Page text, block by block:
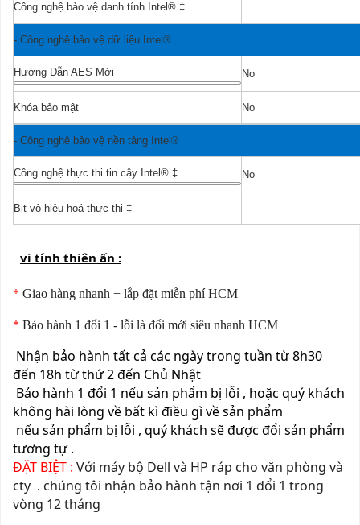
Công nghệ bảo vệ danh tính Intel® ‡
- Công nghệ bảo vệ dữ liệu Intel®
Hướng Dẫn AES Mới No
Khóa bảo mật No
- Công nghệ bảo vệ nền tảng Intel®
Công nghệ thực thi tin cậy Intel® ‡ No
Bit vô hiệu hoá thực thi ‡
vi tính thiên ấn :
* Giao hàng nhanh + lắp đặt miễn phí HCM
* Bảo hành 1 đổi 1 - lỗi là đổi mới siêu nhanh HCM
Nhận bảo hành tất cả các ngày trong tuần từ 8h30
đến 18h từ thứ 2 đến Chủ Nhật
Bảo hành 1 đổi 1 nếu sản phẩm bị lỗi , hoặc quý khách
không hài lòng về bất kì điều gì về sản phẩm
nếu sản phẩm bị lỗi , quý khách sẽ được đổi sản phẩm
tương tự .
ĐẶT BIỆT : Với máy bộ Dell và HP ráp cho văn phòng và
cty . chúng tôi nhận bảo hành tận nơi 1 đổi 1 trong
vòng 12 tháng